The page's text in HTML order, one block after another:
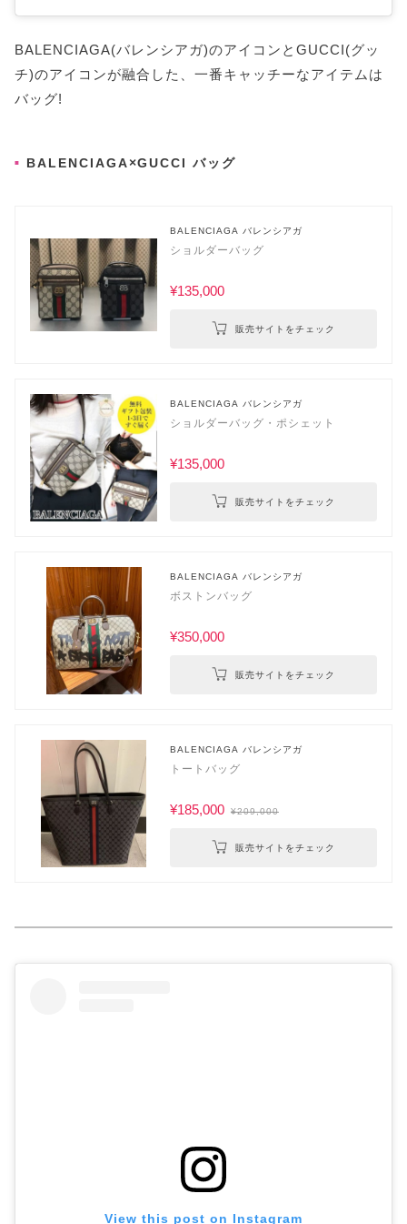
BALENCIAGA(バレンシアガ)のアイコンとGUCCI(グッ
チ)のアイコンが融合した、一番キャッチーなアイテムは
バッグ!
BALENCIAGA×GUCCI バッグ
BALENCIAGA バレンシアガ
ショルダーバッグ
¥135,000
販売サイトをチェック
BALENCIAGA バレンシアガ
ショルダーバッグ・ポシェット
¥135,000
販売サイトをチェック
BALENCIAGA バレンシアガ
ボストンバッグ
¥350,000
販売サイトをチェック
BALENCIAGA バレンシアガ
トートバッグ
¥185,000 ¥209,000
販売サイトをチェック
View this post on Instagram